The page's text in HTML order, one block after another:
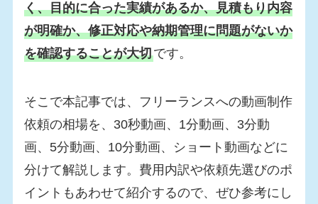
く、目的に合った実績があるか、見積もり内容
が明確か、修正対応や納期管理に問題がないか
を確認することが大切です。
そこで本記事では、フリーランスへの動画制作
依頼の相場を、30秒動画、1分動画、3分動
画、5分動画、10分動画、ショート動画などに
分けて解説します。費用内訳や依頼先選びのポ
イントもあわせて紹介するので、ぜひ参考にし